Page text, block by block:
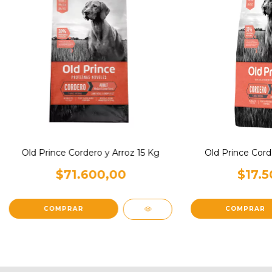
Old Prince Cordero y Arroz 15 Kg
$71.600,00
Old Prince